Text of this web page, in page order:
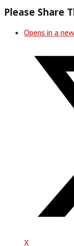
Please Share
Opens in a
X